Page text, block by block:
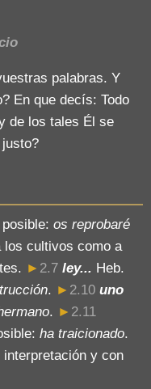
palabras. Y
En que decís: Todo
de los tales Él se
os reprobaré
los cultivos como a
► 2.7 ley... Heb.
. ► 2.10 uno
. ► 2.11
ha traicionado.
y con